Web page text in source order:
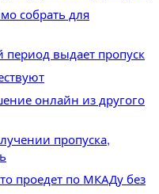
собрать для
период выдает пропуск
онлайн из другого
пропуска,
проедет по МКАДу без